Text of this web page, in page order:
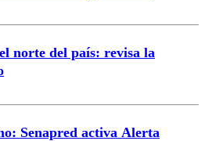
norte del país: revisa la
Senapred activa Alerta